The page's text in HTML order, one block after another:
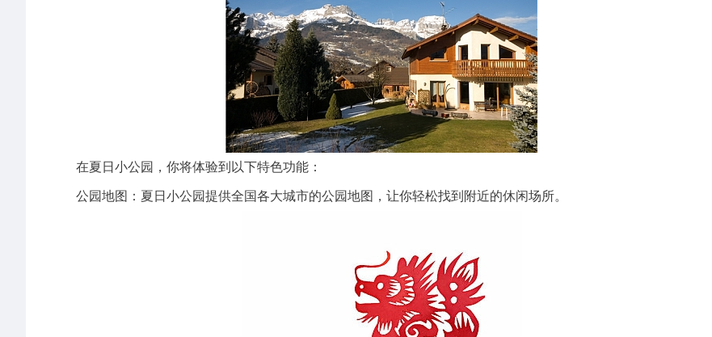
在夏日小公园，你将体验到以下特色功能：
公园地图：夏日小公园提供全国各大城市的公园地图，让你轻松找到附近的休闲场所。